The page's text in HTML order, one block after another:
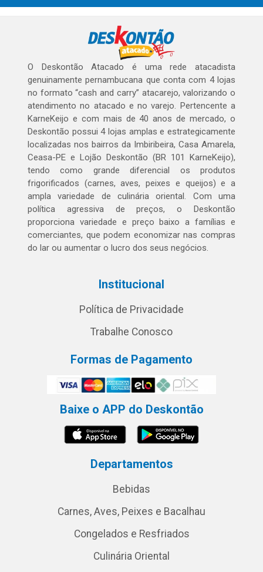
O Deskontão Atacado é uma rede atacadista
genuinamente pernambucana que conta com 4 lojas
no formato “cash and carry” atacarejo, valorizando o
atendimento no atacado e no varejo. Pertencente a
KarneKeijo e com mais de 40 anos de mercado, o
Deskontão possui 4 lojas amplas e estrategicamente
localizadas nos bairros da Imbiribeira, Casa Amarela,
Ceasa-PE e Lojão Deskontão (BR 101 KarneKeijo),
tendo como grande diferencial os produtos
frigorificados (carnes, aves, peixes e queijos) e a
ampla variedade de culinária oriental. Com uma
política agressiva de preços, o Deskontão
proporciona variedade e preço baixo a famílias e
comerciantes, que podem economizar nas compras
do lar ou aumentar o lucro dos seus negócios.
Institucional
Política de Privacidade
Trabalhe Conosco
Formas de Pagamento
Baixe o APP do Deskontão
Departamentos
Bebidas
Carnes, Aves, Peixes e Bacalhau
Congelados e Resfriados
Culinária Oriental